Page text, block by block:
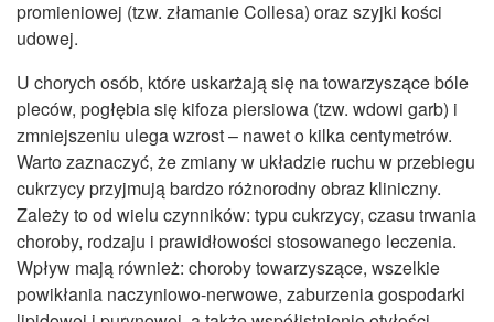
promieniowej (tzw. złamanie Collesa) oraz szyjki kości
udowej.
U chorych osób, które uskarżają się na towarzyszące bóle
pleców, pogłębia się kifoza piersiowa (tzw. wdowi garb) i
zmniejszeniu ulega wzrost – nawet o kilka centymetrów.
Warto zaznaczyć, że zmiany w układzie ruchu w przebiegu
cukrzycy przyjmują bardzo różnorodny obraz kliniczny.
Zależy to od wielu czynników: typu cukrzycy, czasu trwania
choroby, rodzaju i prawidłowości stosowanego leczenia.
Wpływ mają również: choroby towarzyszące, wszelkie
powikłania naczyniowo-nerwowe, zaburzenia gospodarki